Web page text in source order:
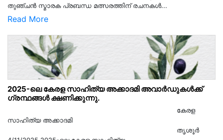
തുഞ്ചൻ സ്മാരക പ്രബന്ധ മത്സരത്തിന് രചനകൾ...
Read More
2025-ലെ കേരള സാഹിത്യ അക്കാദമി അവാർഡുകൾക്ക്
ഗ്രന്ഥങ്ങൾ ക്ഷണിക്കുന്നു.
കേരള
സാഹിത്യ അക്കാദമി
തൃശൂര്‍